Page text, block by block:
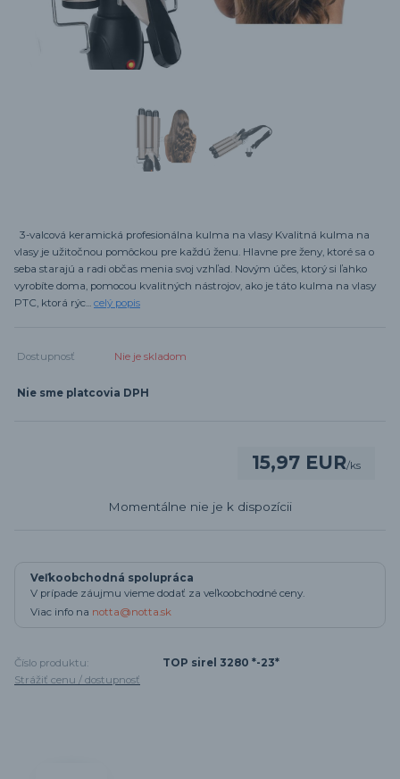
3-valcová keramická profesionálna kulma na vlasy Kvalitná kulma na
vlasy je užitočnou pomôckou pre každú ženu. Hlavne pre ženy, ktoré sa o
seba starajú a radi občas menia svoj vzhľad. Novým účes, ktorý si ľahko
vyrobíte doma, pomocou kvalitných nástrojov, ako je táto kulma na vlasy
PTC, ktorá rýc... celý popis
Dostupnosť Nie je skladom
Nie sme platcovia DPH
15,97 EUR/ks
Momentálne nie je k dispozícii
Veľkoobchodná spolupráca
V prípade záujmu vieme dodať za veľkoobchodné ceny.
Viac info na notta@notta.sk
Číslo produktu:
TOP sirel 3280 *-23*
Strážiť cenu / dostupnosť